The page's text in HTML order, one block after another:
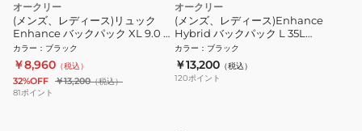
オークリー
(メンズ、レディース)リュック
Enhance バックパック XL 9.0 黒
40L FOS901980-012 デイバッグ
リュックサック 大容量 耐水 防塵
カラー ： ブラック
￥8,960 （税込）
32%OFF ￥13,200（税込）
81ポイント
オークリー
(メンズ、レディース)Enhance
Hybrid バックパック L 35L
FOS902148-062
カラー ： ブラック
￥13,200 （税込）
120ポイント